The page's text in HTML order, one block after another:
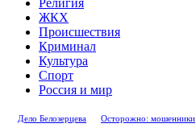
ЖКХ
Происшествия
Криминал
Культура
Спорт
Россия и мир
Дело Белозерцева Осторожно: мошенники